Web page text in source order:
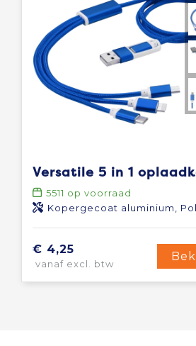
5511 op voorraad
Kopergecoat aluminium,
€ 4,25
vanaf excl. btw